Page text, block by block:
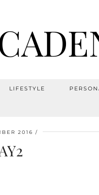
LIFESTYLE
2016